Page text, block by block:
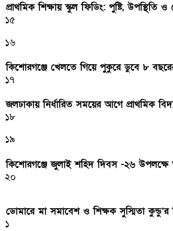
প্রাথমিক শিক্ষায় স্কুল ফিডিং: পুষ্টি, উপস্থিতি
১৫
১৬
কিশোরগঞ্জে খেলতে গিয়ে পুকুরে ডুবে ৮
১৭
জলঢাকায় নির্ধারিত সময়ের আগে প্রাথমিক
১৮
১৯
কিশোরগঞ্জে জুলাই শহিদ দিবস -২৬
২০
ডোমারে মা সমাবেশ ও শিক্ষক সুস্মিতা কুন্ডু’র
১